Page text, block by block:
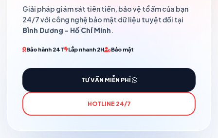
Giải pháp giám sát tiên tiến, bảo vệ tổ ấm của bạn
24/7 với công nghệ bảo mật dữ liệu tuyệt đối tại
Bình Dương - Hồ Chí Minh.
Bảo hành 24T Lắp nhanh 2H Bảo mật
TƯ VẤN MIỄN PHÍ
HOTLINE 24/7